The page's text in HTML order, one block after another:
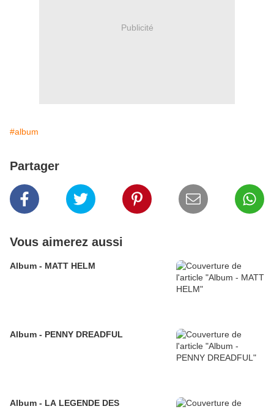
Publicité
#album
Partager
Vous aimerez aussi
Album - MATT HELM
Album - PENNY DREADFUL
Album - LA LEGENDE DES